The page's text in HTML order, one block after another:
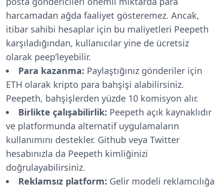
harcamadan ağda faaliyet gösteremez. Ancak,
itibar sahibi hesaplar için bu maliyetleri Peepeth
karşıladığından, kullanıcılar yine de ücretsiz
olarak peep’leyebilir.
Para kazanma: Paylaştığınız gönderiler için
ETH olarak kripto para bahşişi alabilirsiniz.
Peepeth, bahşişlerden yüzde 10 komisyon alır.
Birlikte çalışabilirlik: Peepeth açık kaynaklıdır
ve platformunda alternatif uygulamaların
kullanımını destekler. Github veya Twitter
hesabınızla da Peepeth kimliğinizi
doğrulayabilirsiniz.
Reklamsız platform: Gelir modeli reklamcılığa